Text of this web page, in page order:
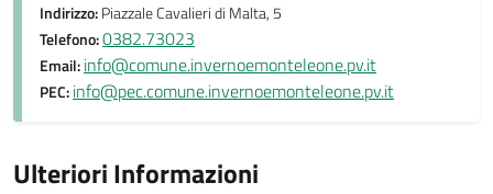
Indirizzo:Piazzale Cavalieri di Malta, 5
Telefono:0382.73023
Email:info@comune.invernoemonteleone.pv.it
PEC:info@pec.comune.invernoemonteleone.pv.it
Ulteriori Informazioni